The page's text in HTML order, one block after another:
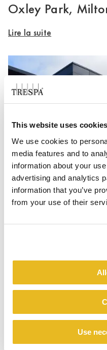
This website uses cookies
We use cookies to
media features and to
information about your
advertising and analytics
information that you’ve
from your use of their
Use
Oxley Park,
Lire la suite
Office Centrada
Lire la suite
Renovation
Lire la suite